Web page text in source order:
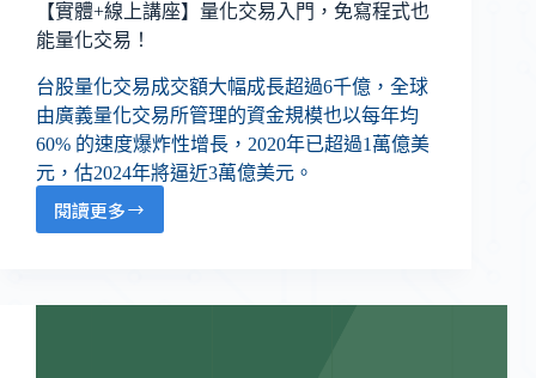
【實體+線上講座】量化交易入門，免寫程式也
能量化交易！
台股量化交易成交額大幅成長超過6千億，全球
由廣義量化交易所管理的資金規模也以每年均
60% 的速度爆炸性增長，2020年已超過1萬億美
元，估2024年將逼近3萬億美元。
閱讀更多